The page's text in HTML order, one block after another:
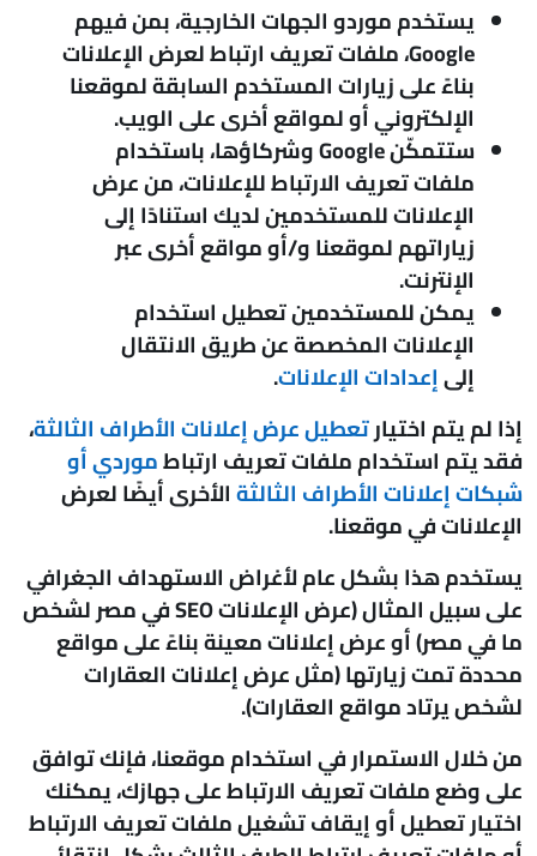
يستخدم موردو الجهات الخارجية، بمن فيهم
Google، ملفات تعريف ارتباط لعرض الإعلانات
بناءً على زيارات المستخدم السابقة لموقعنا
الإلكتروني أو لمواقع أخرى على الويب.
ستتمكّن Google وشركاؤها، باستخدام
ملفات تعريف الارتباط للإعلانات، من عرض
الإعلانات للمستخدمين لديك استنادًا إلى
زياراتهم لموقعنا و/أو مواقع أخرى عبر
الإنترنت.
يمكن للمستخدمين تعطيل استخدام
الإعلانات المخصصة عن طريق الانتقال
إلىإعدادات الإعلانات.
إذا لم يتم اختيارتعطيل عرض إعلانات الأطراف الثالثة،
فقد يتم استخدام ملفات تعريف ارتباطموردي أو
شبكات إعلانات الأطراف الثالثةالأخرى أيضًا لعرض
الإعلانات في موقعنا.
يستخدم هذا بشكل عام لأغراض الاستهداف الجغرافي
على سبيل المثال (عرض الإعلانات SEO في مصر لشخص
ما في مصر) أو عرض إعلانات معينة بناءً على مواقع
محددة تمت زيارتها (مثل عرض إعلانات العقارات
لشخص يرتاد مواقع العقارات).
من خلال الاستمرار في استخدام موقعنا، فإنك توافق
على وضع ملفات تعريف الارتباط على جهازك، يمكنك
اختيار تعطيل أو إيقاف تشغيل ملفات تعريف الارتباط